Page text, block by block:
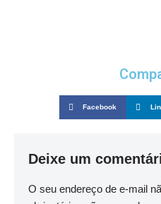
Facebook
Deixe um
O seu endereço de e-mail